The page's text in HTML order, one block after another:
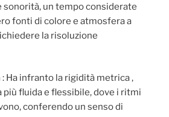
sonorità, un tempo considerate
fonti di colore e atmosfera a
la risoluzione
Ha infranto la rigidità metrica ,
più fluida e flessibile, dove i ritmi
conferendo un senso di